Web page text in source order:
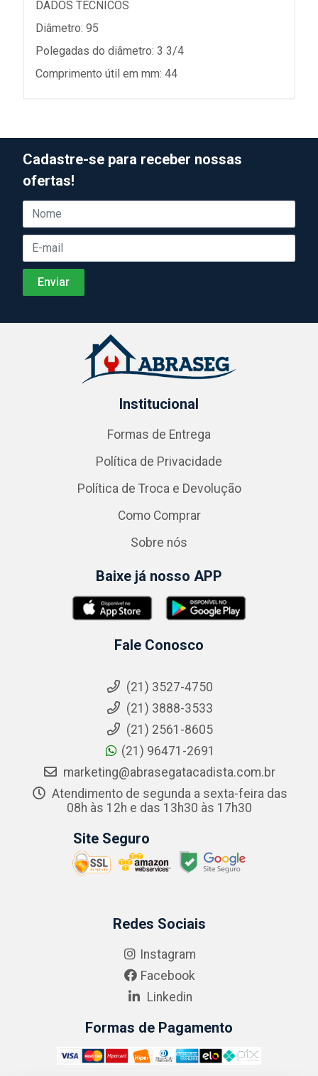
DADOS TÉCNICOS
Diâmetro: 95
Polegadas do diâmetro: 3 3/4
Comprimento útil em mm: 44
Cadastre-se para receber nossas
ofertas!
Institucional
Formas de Entrega
Política de Privacidade
Política de Troca e Devolução
Como Comprar
Sobre nós
Baixe já nosso APP
Fale Conosco
(21) 3527-4750
(21) 3888-3533
(21) 2561-8605
(21) 96471-2691
marketing@abrasegatacadista.com.br
Atendimento de segunda a sexta-feira das
08h às 12h e das 13h30 às 17h30
Site Seguro
Redes Sociais
Instagram
Facebook
Linkedin
Formas de Pagamento